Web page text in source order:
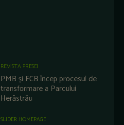
REVISTA PRESEI
PMB și FCB încep procesul de
transformare a Parcului
Herăstrău
SLIDER HOMEPAGE